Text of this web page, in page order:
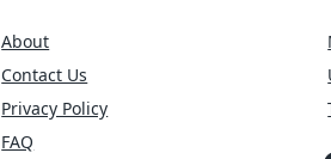
About
Contact Us
Privacy Policy
FAQ